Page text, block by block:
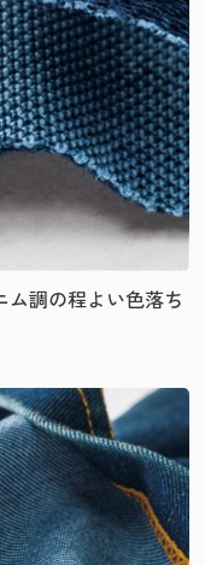
ム調の程よい色落ち